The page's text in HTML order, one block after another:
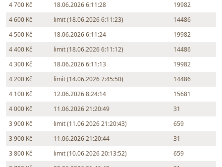
4 700 Kč
18.06.2026 6:11:28
19982
4 600 Kč
limit (18.06.2026 6:11:23)
14486
4 500 Kč
18.06.2026 6:11:24
19982
4 400 Kč
limit (18.06.2026 6:11:12)
14486
4 300 Kč
18.06.2026 6:11:13
19982
4 200 Kč
limit (14.06.2026 7:45:50)
14486
4 100 Kč
12.06.2026 8:24:14
15681
4 000 Kč
11.06.2026 21:20:49
31
3 900 Kč
limit (11.06.2026 21:20:43)
659
3 900 Kč
11.06.2026 21:20:44
31
3 800 Kč
limit (10.06.2026 20:13:52)
659